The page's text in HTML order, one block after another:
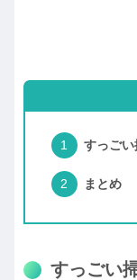
すっご
まとめ
すっごい